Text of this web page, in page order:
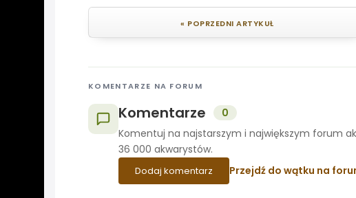
« POPRZEDNI ARTYKUŁ
KOMENTARZE NA FORUM
Komentarze
0
Komentuj na najstarszym i największym forum
36 000 akwarystów.
Dodaj komentarz Przejdź do wątku na